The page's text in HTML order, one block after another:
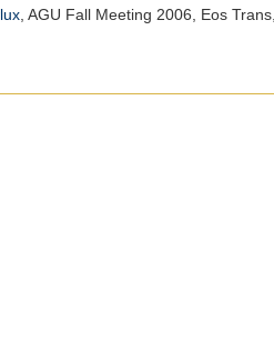
AGU Fall Meeting 2006 , Eos